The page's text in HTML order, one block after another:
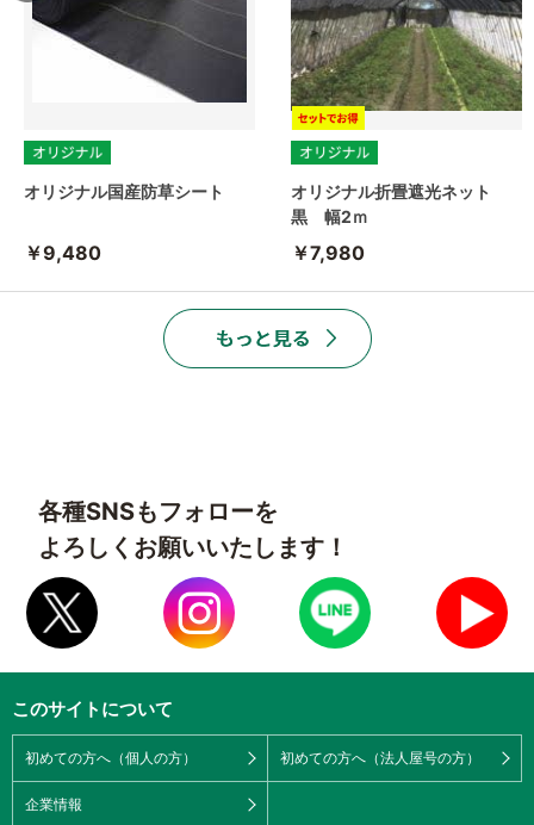
オリジナル国産防草シート
￥9,480
オリジナル折畳遮光ネット
黒 幅2ｍ
￥7,980
各種SNSもフォローを
よろしくお願いいたします！
このサイトについて
初めての方へ（個人の方） 初めての方へ（法人屋号の方）
企業情報